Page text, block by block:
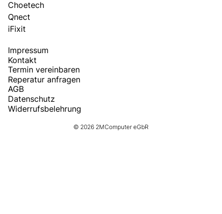
Choetech
Qnect
iFixit
Impressum
Kontakt
Termin vereinbaren
Reperatur anfragen
AGB
Datenschutz
Widerrufsbelehrung
© 2026 2MComputer eGbR